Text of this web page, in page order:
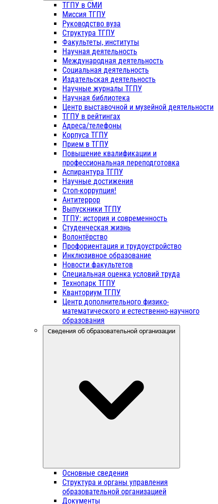
ТГПУ в СМИ
Миссия ТГПУ
Руководство вуза
Структура ТГПУ
Факультеты, институты
Научная деятельность
Международная деятельность
Социальная деятельность
Издательская деятельность
Научные журналы ТГПУ
Научная библиотека
Центр выставочной и музейной деятельности
ТГПУ в рейтингах
Адреса/телефоны
Корпуса ТГПУ
Прием в ТГПУ
Повышение квалификации и
профессиональная переподготовка
Аспирантура ТГПУ
Научные достижения
Стоп-коррупция!
Антитеррор
Выпускники ТГПУ
ТГПУ: история и современность
Студенческая жизнь
Волонтёрство
Профориентация и трудоустройство
Инклюзивное образование
Новости факультетов
Специальная оценка условий труда
Технопарк ТГПУ
Кванториум ТГПУ
Центр дополнительного физико-
математического и естественно-научного
образования
Сведения об образовательной организации
Основные сведения
Структура и органы управления
образовательной организацией
Документы